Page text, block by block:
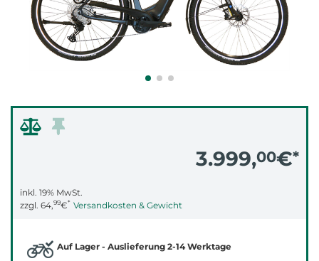
3.999,00€*
inkl. 19% MwSt.
zzgl. 64,99€* Versandkosten & Gewicht
Auf Lager - Auslieferung 2-14 Werktage